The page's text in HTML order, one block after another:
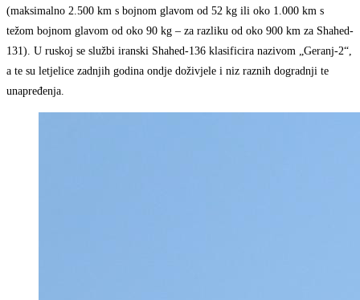
(maksimalno 2.500 km s bojnom glavom od 52 kg ili oko 1.000 km s
težom bojnom glavom od oko 90 kg – za razliku od oko 900 km za Shahed-
131). U ruskoj se službi iranski Shahed-136 klasificira nazivom „Geranj-2“,
a te su letjelice zadnjih godina ondje doživjele i niz raznih dogradnji te
unapređenja.